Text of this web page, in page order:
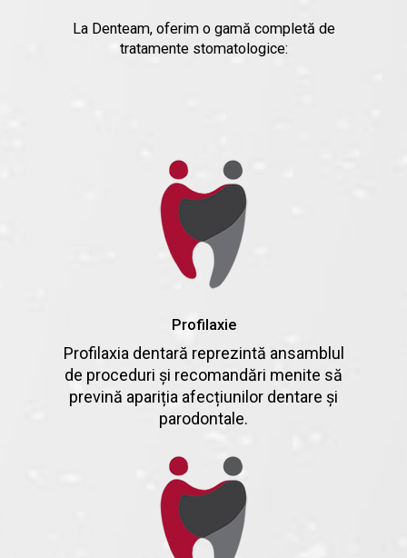
La Denteam, oferim o gamă completă de
tratamente stomatologice:
Profilaxie
Profilaxia dentară reprezintă ansamblul
de proceduri și recomandări menite să
prevină apariția afecțiunilor dentare și
parodontale.